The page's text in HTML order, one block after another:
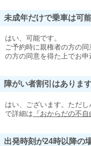
未成年だけで乗車は可
はい、可能です。
ご予約時に親権者の方の
の方の同意を得た上でお申
障がい者割引はありま
はい、ございます。ただ
で詳細は 『おからだの不自
出発時刻が24時以降の